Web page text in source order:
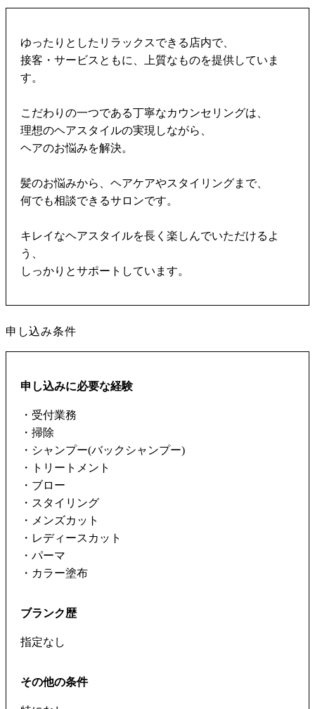
ゆったりとしたリラックスできる店内で、
接客・サービスともに、上質なものを提供していま
す。
こだわりの一つである丁寧なカウンセリングは、
理想のヘアスタイルの実現しながら、
ヘアのお悩みを解決。
髪のお悩みから、ヘアケアやスタイリングまで、
何でも相談できるサロンです。
キレイなヘアスタイルを長く楽しんでいただけるよ
う、
しっかりとサポートしています。
申し込み条件
申し込みに必要な経験
・受付業務
・掃除
・シャンプー(バックシャンプー)
・トリートメント
・ブロー
・スタイリング
・メンズカット
・レディースカット
・パーマ
・カラー塗布
ブランク歴
指定なし
その他の条件